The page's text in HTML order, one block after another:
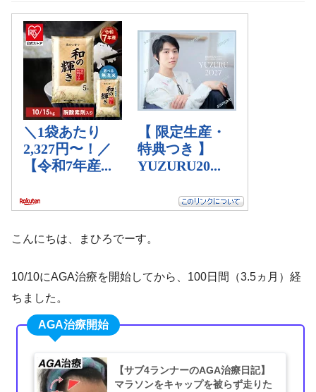
こんにちは、まひろでーす。
10/10にAGA治療を開始してから、100日間（3.5ヵ月）経
ちました。
AGA治療開始
【サブ4ランナーのAGA治療日記】
マラソンをキャップを被らず走りた